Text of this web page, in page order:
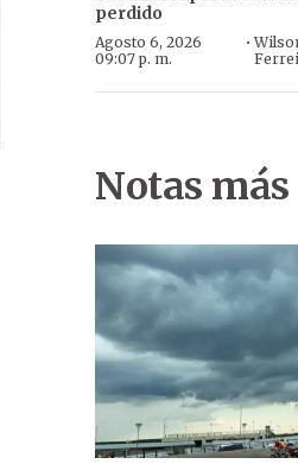
perdido
Agosto 6, 2026
09:07 p. m.
·
Notas